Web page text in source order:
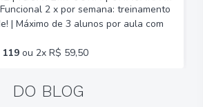
2 x por semana: treinamento
| Máximo de 3 alunos por aula com
119 ou 2x R$ 59,50
DO BLOG